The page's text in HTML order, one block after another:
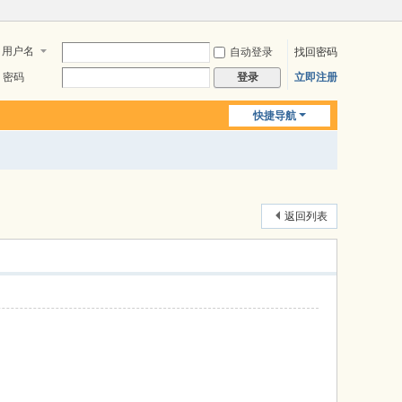
用户名 自动登录
找回密码
密码
登录 立即注册
快捷导航
返回列表